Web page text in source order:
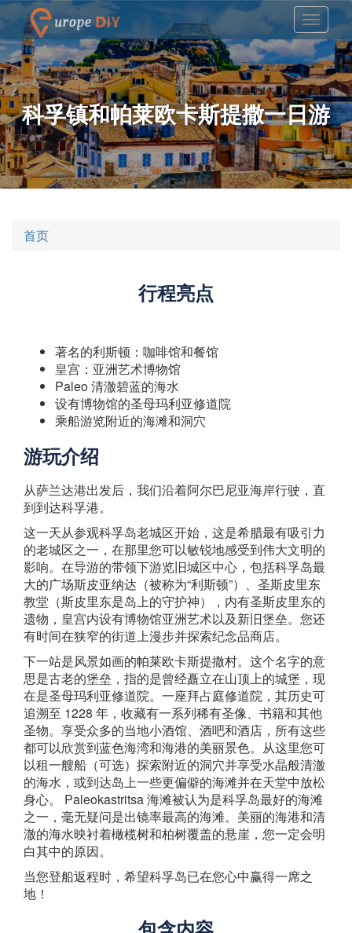
科孚镇和帕莱欧卡斯提撒一日游
首页
行程亮点
著名的利斯顿：咖啡馆和餐馆
皇宫：亚洲艺术博物馆
Paleo 清澈碧蓝的海水
设有博物馆的圣母玛利亚修道院
乘船游览附近的海滩和洞穴
游玩介绍
从萨兰达港出发后，我们沿着阿尔巴尼亚海岸行驶，直
到到达科孚港。
这一天从参观科孚岛老城区开始，这是希腊最有吸引力
的老城区之一，在那里您可以敏锐地感受到伟大文明的
影响。在导游的带领下游览旧城区中心，包括科孚岛最
大的广场斯皮亚纳达（被称为“利斯顿”）、圣斯皮里东
教堂（斯皮里东是岛上的守护神），内有圣斯皮里东的
遗物，皇宫内设有博物馆亚洲艺术以及新旧堡垒。您还
有时间在狭窄的街道上漫步并探索纪念品商店。
下一站是风景如画的帕莱欧卡斯提撒村。这个名字的意
思是古老的堡垒，指的是曾经矗立在山顶上的城堡，现
在是圣母玛利亚修道院。一座拜占庭修道院，其历史可
追溯至 1228 年，收藏有一系列稀有圣像、书籍和其他
圣物。享受众多的当地小酒馆、酒吧和酒店，所有这些
都可以欣赏到蓝色海湾和海港的美丽景色。从这里您可
以租一艘船（可选）探索附近的洞穴并享受水晶般清澈
的海水，或到达岛上一些更偏僻的海滩并在天堂中放松
身心。 Paleokastritsa 海滩被认为是科孚岛最好的海滩
之一，毫无疑问是出镜率最高的海滩。美丽的海港和清
澈的海水映衬着橄榄树和柏树覆盖的悬崖，您一定会明
白其中的原因。
当您登船返程时，希望科孚岛已在您心中赢得一席之
地！